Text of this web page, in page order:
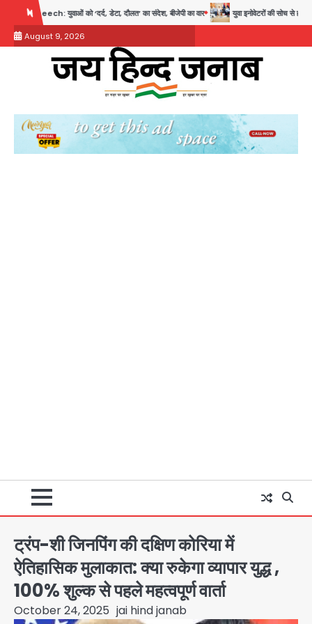
content
को ‘दर्द, डेटा, दौलत’ का संदेश, बीजेपी का वार युवा इनोवेटरों की सोच से हाईटेक होगी दिल्ली पुलिस
August 9, 2026
ट्रंप-शी जिनपिंग की दक्षिण कोरिया में
ऐतिहासिक मुलाकात: क्या रुकेगा व्यापार युद्ध ,
100% शुल्क से पहले महत्वपूर्ण वार्ता
October 24, 2025 jai hind janab